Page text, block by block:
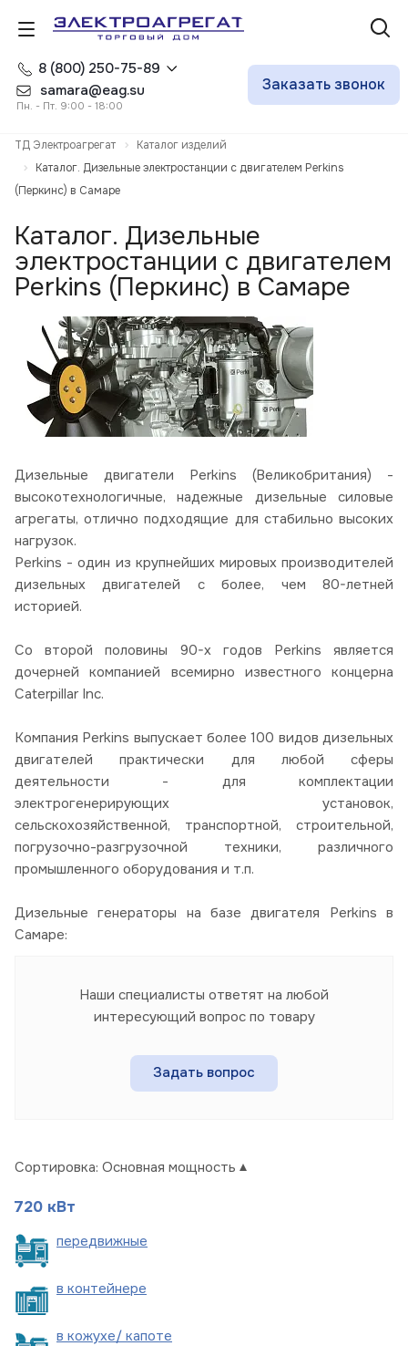
8 (800) 250-75-89
samara@eag.su
Пн. - Пт. 9:00 - 18:00
Заказать звонок
ТД Электроагрегат
Каталог изделий
Каталог. Дизельные электростанции с двигателем Perkins
(Перкинс) в Самаре
Каталог. Дизельные
электростанции с двигателем
Perkins (Перкинс) в Самаре
Дизельные двигатели Perkins (Великобритания) -
высокотехнологичные, надежные дизельные силовые
агрегаты, отлично подходящие для стабильно высоких
нагрузок.
Perkins - один из крупнейших мировых производителей
дизельных двигателей с более, чем 80-летней
историей.
Со второй половины 90-х годов Perkins является
дочерней компанией всемирно известного концерна
Caterpillar Inc.
Компания Perkins выпускает более 100 видов дизельных
двигателей практически для любой сферы
деятельности - для комплектации
электрогенерирующих установок,
сельскохозяйственной, транспортной, строительной,
погрузочно-разгрузочной техники, различного
промышленного оборудования и т.п.
Дизельные генераторы на базе двигателя Perkins в
Самаре:
Наши специалисты ответят на любой
интересующий вопрос по товару
Задать вопрос
Сортировка: Основная мощность
720 кВт
передвижные
в контейнере
в кожухе/ капоте